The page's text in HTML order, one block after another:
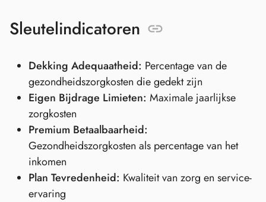
Sleutelindicatoren
Dekking Adequaatheid: Percentage van de
gezondheidszorgkosten die gedekt zijn
Eigen Bijdrage Limieten: Maximale jaarlijkse
zorgkosten
Premium Betaalbaarheid:
Gezondheidszorgkosten als percentage van het
inkomen
Plan Tevredenheid: Kwaliteit van zorg en service-
ervaring